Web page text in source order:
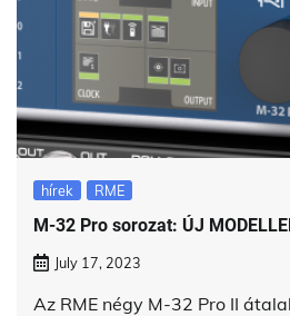
hírek RME
M-32 Pro sorozat: ÚJ
July 17, 2023
Az RME négy M-32 Pro II